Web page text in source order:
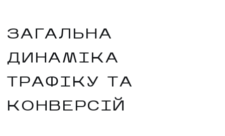
ЗАГАЛЬНА
ДИНАМІКА
ТРАФІКУ ТА
КОНВЕРСІЙ